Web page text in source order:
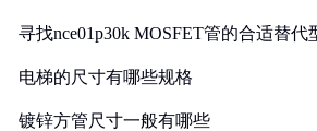
寻找nce01p30k MOSFET管的合适替代
电梯的尺寸有哪些规格
镀锌方管尺寸一般有哪些